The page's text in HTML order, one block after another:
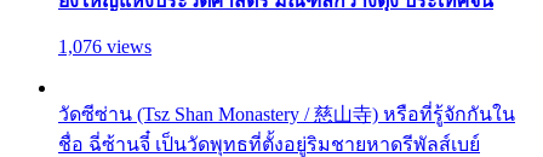
1,076 views
วัดซีซ่าน (Tsz Shan Monastery / 慈山寺) หรือที่รู้จักกันใน
ชื่อ ฉี่ซ้านจี๋ เป็นวัดพุทธที่ตั้งอยู่ริมชายหาดรีพัลส์เบย์